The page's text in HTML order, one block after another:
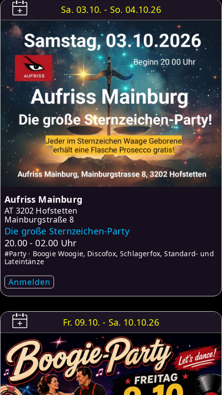
Sa. 03.10. - So. 04.10.26
Aufriss Mainburg
AT 3202 Hofstetten
Mainburgstraße 8
Die große Sternzeichen-Party
20.00 - 02.00 Uhr
#Party · Boogie Woogie, Discofox, Schlagerfox, Standard- und
Lateintänze
Anmelden
Fr. 09.10. - Sa. 10.10.26